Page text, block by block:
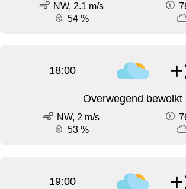
NW, 2.1 m/s
54 %
18:00
Overwegend bewolkt
NW, 2 m/s
53 %
19:00